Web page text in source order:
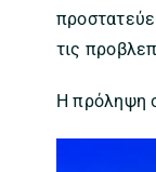
τις
Η πρόληψη